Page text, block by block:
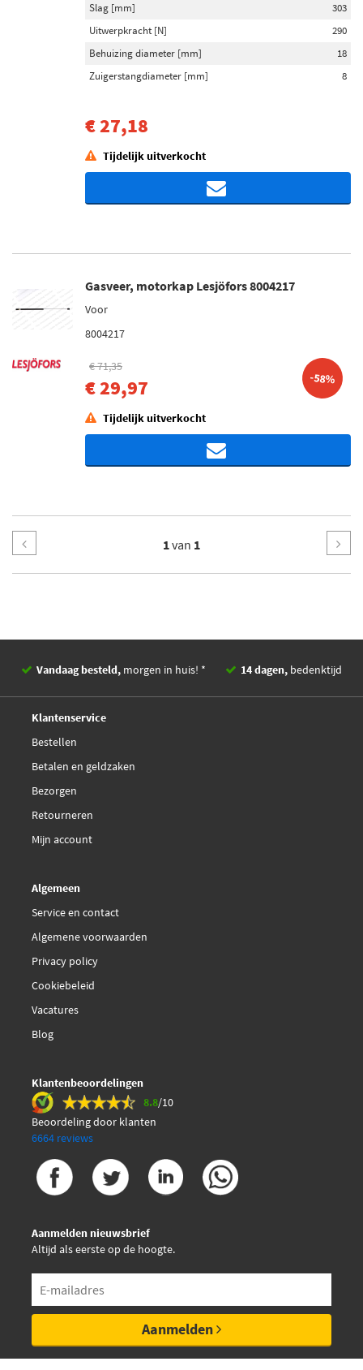
Slag [mm]
303
Uitwerpkracht [N]
290
Behuizing diameter [mm]
18
Zuigerstangdiameter [mm]
8
€ 27,18
Tijdelijk uitverkocht
Gasveer, motorkap Lesjöfors 8004217
Voor
8004217
€ 71,35
€ 29,97 -58%
Tijdelijk uitverkocht
1van 1
Vandaag besteld, morgen in huis! * 14 dagen, bedenktijd
Klantenservice
Bestellen
Betalen en geldzaken
Bezorgen
Retourneren
Mijn account
Algemeen
Service en contact
Algemene voorwaarden
Privacy policy
Cookiebeleid
Vacatures
Blog
Klantenbeoordelingen
8.8/10
Beoordeling door klanten
6664 reviews
Aanmelden nieuwsbrief
Altijd als eerste op de hoogte.
Aanmelden